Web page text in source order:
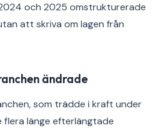
och 2025 omstrukturerade
att skriva om lagen från
ändrade
som trädde i kraft under
länge efterlängtade